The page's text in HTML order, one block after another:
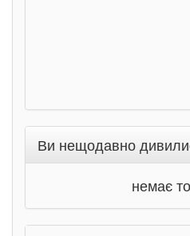
Ви нещодавно
немає